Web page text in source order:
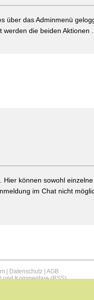
über das Adminmenü
die beiden Aktionen ...
Hier können sowohl einzelne
im Chat nicht
Datenschutz AGB
undKommentare (RSS).